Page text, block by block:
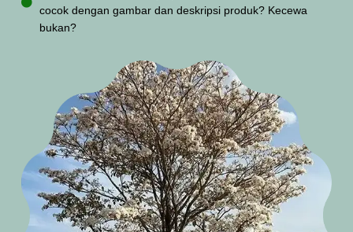
cocok dengan gambar dan deskripsi produk? Kecewa
bukan?